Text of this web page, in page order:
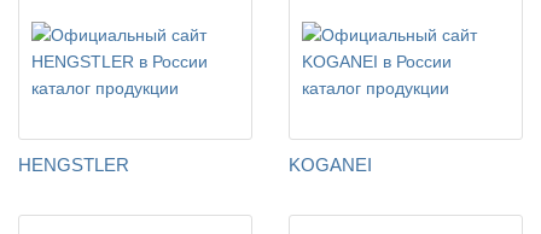
HENGSTLER KOGANEI